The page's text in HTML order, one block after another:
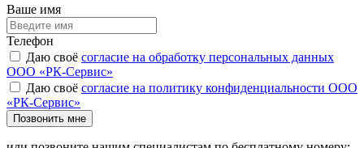
Ваше имя
Телефон
Даю своё согласие на обработку персональных данных
ООО «РК-Сервис»
Даю своё согласие на политику конфиденциальности ООО
«РК-Сервис»
Позвонить мне